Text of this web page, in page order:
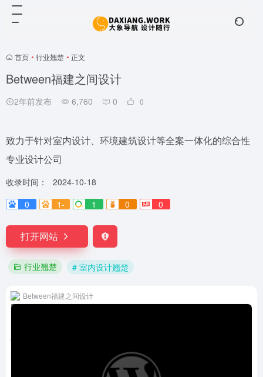
首页 • 行业翘楚 • 正文
Between福建之间设计
2年前发布 6,760 0 0
致力于针对室内设计、环境建筑设计等全案一体化的综合性
专业设计公司
收录时间：
2024-10-18
0
1- 1 0 0
打开网站
行业翘楚 # 室内设计翘楚
Between福建之间设计